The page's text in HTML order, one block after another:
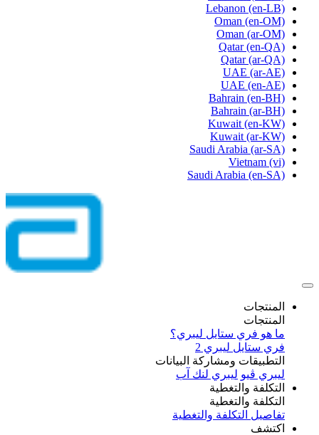
Lebanon (en-LB)
Oman (en-OM)
Oman (ar-OM)
Qatar (en-QA)
Qatar (ar-QA)
UAE (ar-AE)
UAE (en-AE)
Bahrain (en-BH)
Bahrain (ar-BH)
Kuwait (en-KW)
Kuwait (ar-KW)
Saudi Arabia (ar-SA)
Vietnam (vi)
Saudi Arabia (en-SA)
المنتجات
المنتجات
ما هو فري ستايل ليبري؟
فري ستايل ليبري 2
التطبيقات ومشاركة البيانات
ليبري ڤيو ليبري لنك آب
التكلفة والتغطية
التكلفة والتغطية
تفاصيل التكلفة والتغطية
اكتشف​